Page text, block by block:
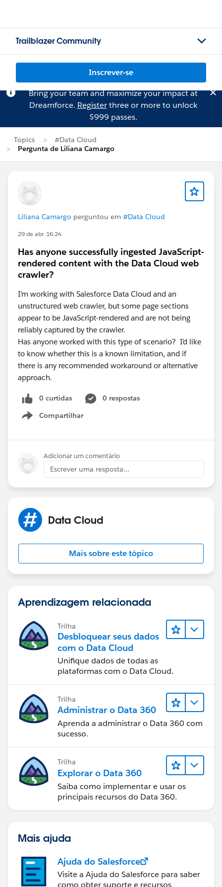
Trailblazer Community
Inscrever-se
Bring your team and maximize your impact at
Dreamforce. Registerthree or more to unlock
$999 passes.
Topics
#Data Cloud
Pergunta de Liliana Camargo
Liliana Camargo perguntou em #Data Cloud
29 de abr. 16:24
Has anyone successfully ingested JavaScript-
rendered content with the Data Cloud web
crawler?
I’m working with Salesforce Data Cloud and an
unstructured web crawler, but some page sections
appear to be JavaScript-rendered and are not being
reliably captured by the crawler.
Has anyone worked with this type of scenario? I’d like
to know whether this is a known limitation, and if
there is any recommended workaround or alternative
approach.
0 curtidas
0 respostas
Compartilhar
Show menu
Adicionar um comentário
Escrever uma resposta...
Data Cloud
Mais sobre este tópico
Aprendizagem relacionada
Trilha
Desbloquear seus dados
com o Data Cloud
Unifique dados de todas as
plataformas com o Data Cloud.
Trilha
Administrar o Data 360
Aprenda a administrar o Data 360 com
sucesso.
Trilha
Explorar o Data 360
Saiba como implementar e usar os
principais recursos do Data 360.
Mais ajuda
Ajuda do Salesforce
Visite a Ajuda do Salesforce para saber
como obter suporte e recursos